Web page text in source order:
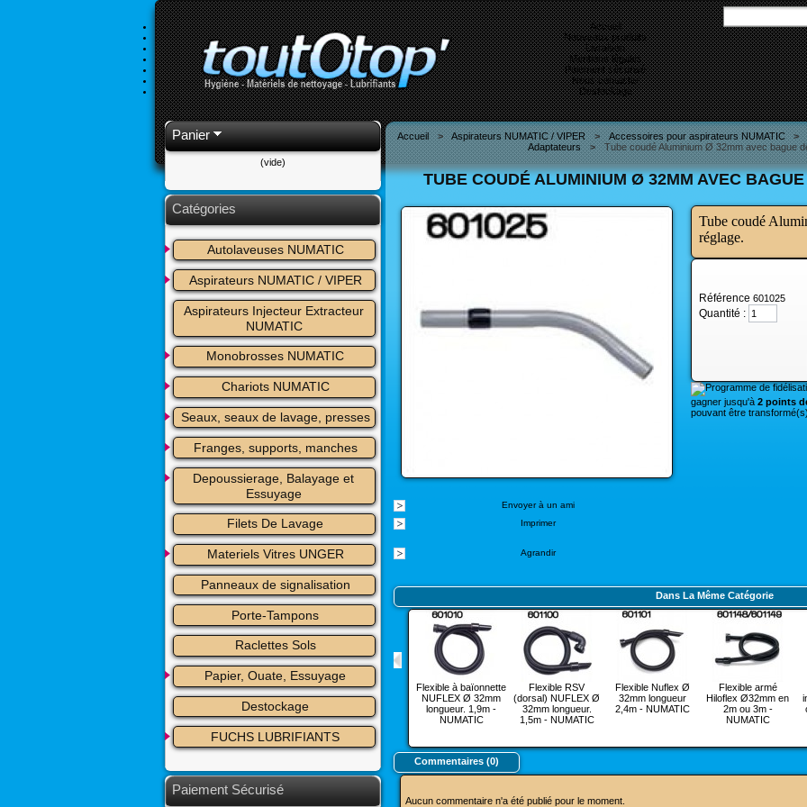
Accueil
Nouveaux produits
Livraison
Mentions légales
Paiement sécurisé
Nous contacter
Destockage
Panier
(vide)
Catégories
Autolaveuses NUMATIC
Aspirateurs NUMATIC / VIPER
Aspirateurs Injecteur Extracteur
NUMATIC
Monobrosses NUMATIC
Chariots NUMATIC
Seaux, seaux de lavage, presses
Franges, supports, manches
Depoussierage, Balayage et
Essuyage
Filets De Lavage
Materiels Vitres UNGER
Panneaux de signalisation
Porte-Tampons
Raclettes Sols
Papier, Ouate, Essuyage
Destockage
FUCHS LUBRIFIANTS
Paiement Sécurisé
Accueil > Aspirateurs NUMATIC / VIPER > Accessoires pour aspirateurs NUMATIC >
Adaptateurs > Tube coudé Aluminium Ø 32mm avec bague
TUBE COUDÉ ALUMINIUM Ø 32MM AVEC
Envoyer à un ami
Imprimer
Agrandir
Tube coudé
réglage.
Référence601025
Quantité :
gagner jusqu'à 2 points
pouvant être
Dans La Même Catégorie
Flexible à baïonnette
NUFLEX Ø 32mm
longueur. 1,9m -
NUMATIC
Flexible RSV
(dorsal) NUFLEX Ø
32mm longueur.
1,5m - NUMATIC
Flexible Nuflex Ø
32mm longueur
2,4m - NUMATIC
Flexible armé
Hiloflex Ø32mm en
2m ou 3m -
NUMATIC
Commentaires (0)
Aucun commentaire n'a été publié pour le moment.